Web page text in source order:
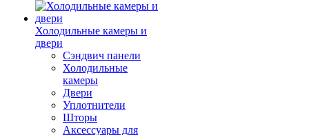
Холодильные камеры и
двери
Сэндвич панели
Холодильные
камеры
Двери
Уплотнители
Шторы
Аксессуары для